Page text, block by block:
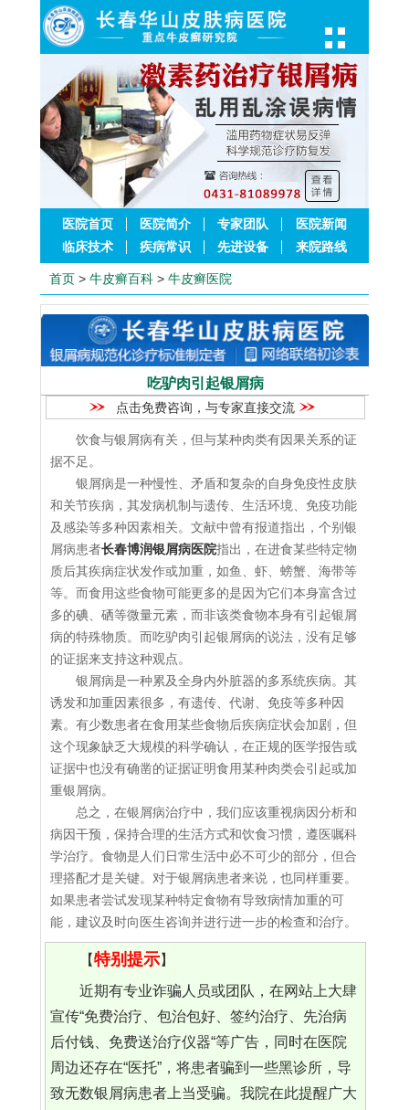
医院首页 医院简介 专家团队
医院新闻
临床技术
疾病常识 先进设备 来院路线
首页 > 牛皮癣百科 > 牛皮癣医院
吃驴肉引起银屑病
点击免费咨询，与专家直接交流
饮食与银屑病有关，但与某种肉类有因果关系的证
据不足。
银屑病是一种慢性、矛盾和复杂的自身免疫性皮肤
和关节疾病，其发病机制与遗传、生活环境、免疫功能
及感染等多种因素相关。文献中曾有报道指出，个别银
屑病患者长春博润银屑病医院指出，在进食某些特定物
质后其疾病症状发作或加重，如鱼、虾、螃蟹、海带等
等。而食用这些食物可能更多的是因为它们本身富含过
多的碘、硒等微量元素，而非该类食物本身有引起银屑
病的特殊物质。而吃驴肉引起银屑病的说法，没有足够
的证据来支持这种观点。
银屑病是一种累及全身内外脏器的多系统疾病。其
诱发和加重因素很多，有遗传、代谢、免疫等多种因
素。有少数患者在食用某些食物后疾病症状会加剧，但
这个现象缺乏大规模的科学确认，在正规的医学报告或
证据中也没有确凿的证据证明食用某种肉类会引起或加
重银屑病。
总之，在银屑病治疗中，我们应该重视病因分析和
病因干预，保持合理的生活方式和饮食习惯，遵医嘱科
学治疗。食物是人们日常生活中必不可少的部分，但合
理搭配才是关键。对于银屑病患者来说，也同样重要。
如果患者尝试发现某种特定食物有导致病情加重的可
能，建议及时向医生咨询并进行进一步的检查和治疗。
【特别提示】
近期有专业诈骗人员或团队，在网站上大肆
宣传“免费治疗、包治包好、签约治疗、先治病
后付钱、免费送治疗仪器“等广告，同时在医院
周边还存在“医托”，将患者骗到一些黑诊所，导
致无数银屑病患者上当受骗。我院在此提醒广大